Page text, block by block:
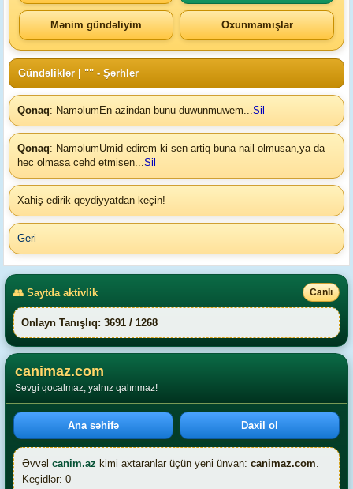
Mənim gündəliyim Oxunmamışlar
Gündəliklər | "" - Şərhler
Qonaq: Naməlum En azindan bunu duwunmuwem...Sil
Qonaq: NaməlumUmid edirem ki sen artiq buna nail olmusan,ya da
hec olmasa cehd etmisen...Sil
Xahiş edirik qeydiyyatdan keçin!
Geri
👥 Saytda aktivlik Canlı
Onlayn Tanışlıq: 3691 / 1268
canimaz.com
Sevgi qocalmaz, yalnız qalınmaz!
Ana səhifə Daxil ol
Əvvəl canim.az kimi axtaranlar üçün yeni ünvan: canimaz.com.
Keçidlər: 0